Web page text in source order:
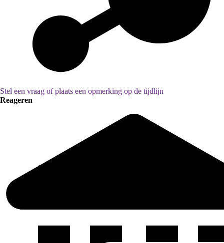
Stel een vraag of plaats een opmerking op de tijdlijn
Reageren